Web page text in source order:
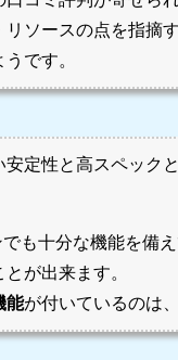
ソースの点を指摘
です。
定性と高スペックと
も十分な機能を備
が出来ます。
能が付いているのは